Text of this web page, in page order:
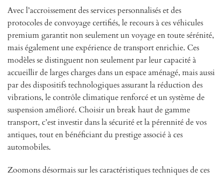
Avec l’accroissement des services personnalisés et des
protocoles de convoyage certifiés, le recours à ces véhicules
premium garantit non seulement un voyage en toute sérénité,
mais également une expérience de transport enrichie. Ces
modèles se distinguent non seulement par leur capacité à
accueillir de larges charges dans un espace aménagé, mais aussi
par des dispositifs technologiques assurant la réduction des
vibrations, le contrôle climatique renforcé et un système de
suspension amélioré. Choisir un break haut de gamme
transport, c’est investir dans la sécurité et la pérennité de vos
antiques, tout en bénéficiant du prestige associé à ces
automobiles.
Zoomons désormais sur les caractéristiques techniques de ces